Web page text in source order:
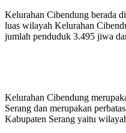
Kelurahan Cibendung berada
luas wilayah Kelurahan
jumlah penduduk 3.495 jiwa
Kelurahan Cibendung
Serang dan merupakan
Kabupaten Serang yaitu